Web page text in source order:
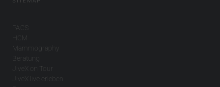
PACS
HCM
Mammography
Beratung
JiveX on Tour
JiveX live erleben